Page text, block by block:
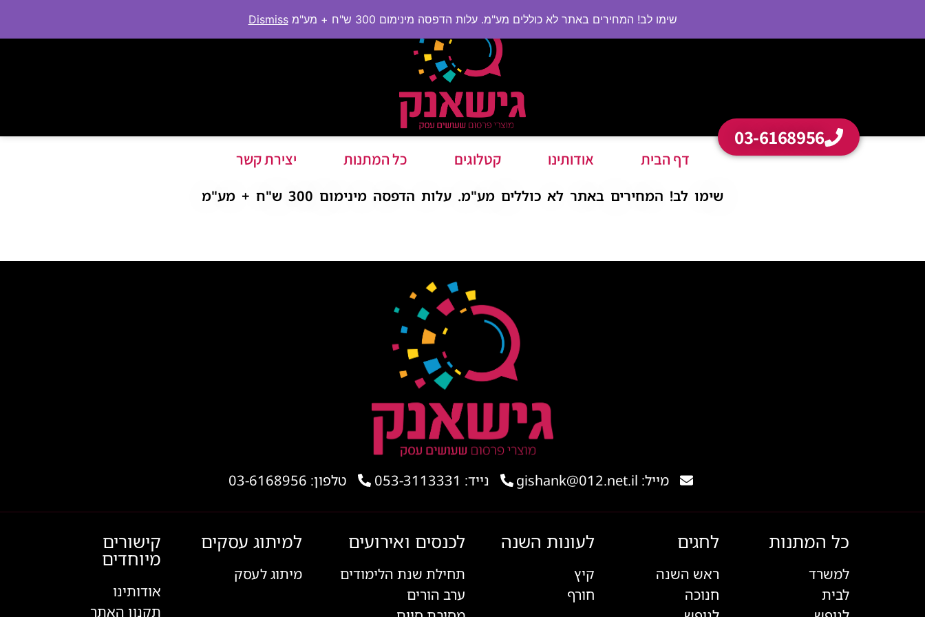
03-6168956
דף הבית אודותינו קטלוגים כל המתנות יצירת קשר
שימו לב! המחירים באתר לא כוללים מע"מ. עלות הדפסה מינימום 300 ש"ח + מע"מ
מייל: gishank@012.net.il נייד: 053-3113331 טלפון: 03-6168956
כל המתנות
למשרד
לבית
לחגים
ראש השנה
חנוכה
לעונות השנה
קיץ
חורף
לכנסים ואירועים
תחילת שנת הלימודים
ערב הורים
למיתוג עסקים
מיתוג לעסק
קישורים
מיוחדים
אודותינו
תקנון האתר
שימו לב! המחירים באתר לא כוללים מע"מ. עלות הדפסה מינימום 300 ש"ח + מע"מ Dismiss